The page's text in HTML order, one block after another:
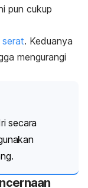
pun cukup
serat. Keduanya
mengurangi
secara